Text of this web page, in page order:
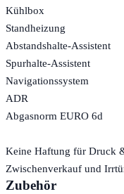
Kühlbox
Standheizung
Abstandshalte-Assistent
Spurhalte-Assistent
Navigationssystem
ADR
Abgasnorm EURO 6d
Keine Haftung für Druck
Zwischenverkauf und
Zubehör